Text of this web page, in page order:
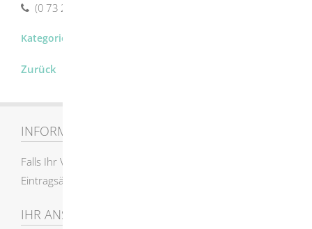
(0 73 24) 51
Zurück
INFORMATIONEN
Falls Ihr Verein nicht enthalten ist, oder
Eintragsänderungen erwünscht werden, mailen Sie uns !
IHR ANSPRECHPARTNER